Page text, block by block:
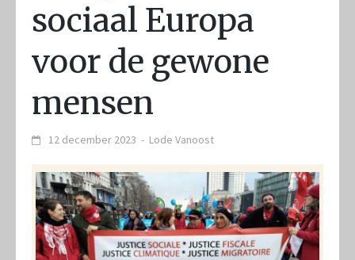
sociaal Europa
voor de gewone
mensen
12 december 2023 - Lode Vanoost